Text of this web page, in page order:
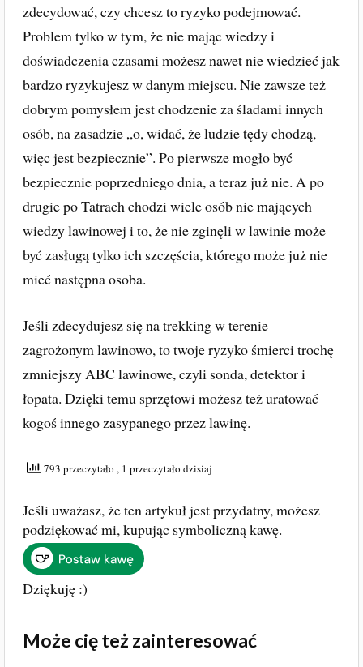
zdecydować, czy chcesz to ryzyko podejmować.
Problem tylko w tym, że nie mając wiedzy i
doświadczenia czasami możesz nawet nie wiedzieć jak
bardzo ryzykujesz w danym miejscu. Nie zawsze też
dobrym pomysłem jest chodzenie za śladami innych
osób, na zasadzie „o, widać, że ludzie tędy chodzą,
więc jest bezpiecznie”. Po pierwsze mogło być
bezpiecznie poprzedniego dnia, a teraz już nie. A po
drugie po Tatrach chodzi wiele osób nie mających
wiedzy lawinowej i to, że nie zginęli w lawinie może
być zasługą tylko ich szczęścia, którego może już nie
mieć następna osoba.
Jeśli zdecydujesz się na trekking w terenie
zagrożonym lawinowo, to twoje ryzyko śmierci trochę
zmniejszy ABC lawinowe, czyli sonda, detektor i
łopata. Dzięki temu sprzętowi możesz też uratować
kogoś innego zasypanego przez lawinę.
793 przeczytało , 1 przeczytało dzisiaj
Jeśli uważasz, że ten artykuł jest przydatny, możesz
podziękować mi, kupując symboliczną kawę.
Dziękuję :)
Może cię też zainteresować